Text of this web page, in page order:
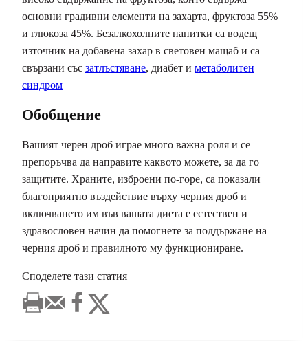
основни градивни елементи на захарта, фруктоза 55%
и глюкоза 45%. Безалкохолните напитки са водещ
източник на добавена захар в световен мащаб и са
свързани със затлъстяване, диабет и метаболитен
синдром
Обобщение
Вашият черен дроб играе много важна роля и се
препоръчва да направите каквото можете, за да го
защитите. Храните, изброени по-горе, са показали
благоприятно въздействие върху черния дроб и
включването им във вашата диета е естествен и
здравословен начин да помогнете за поддържане на
черния дроб и правилното му функциониране.
Споделете тази статия